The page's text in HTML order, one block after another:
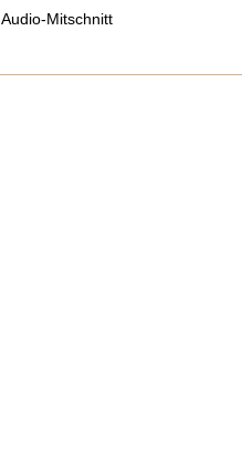
Audio-Mitschnitt